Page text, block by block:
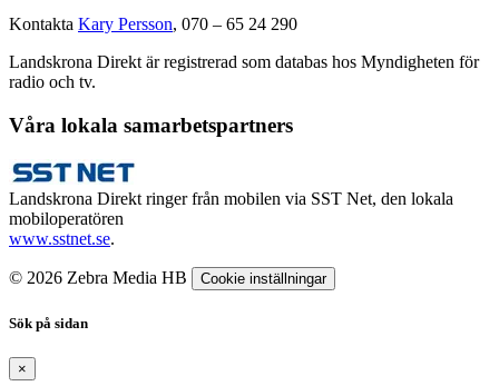
Kontakta Kary Persson, 070 – 65 24 290
Landskrona Direkt är registrerad som databas hos Myndigheten för
radio och tv.
Våra lokala samarbetspartners
Landskrona Direkt ringer från mobilen via SST Net, den lokala
mobiloperatören
www.sstnet.se.
© 2026 Zebra Media HB Cookie inställningar
Sök på sidan
×